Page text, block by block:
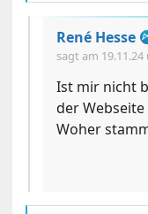
René Hesse
sagt am
Ist mir nicht
der
Woher